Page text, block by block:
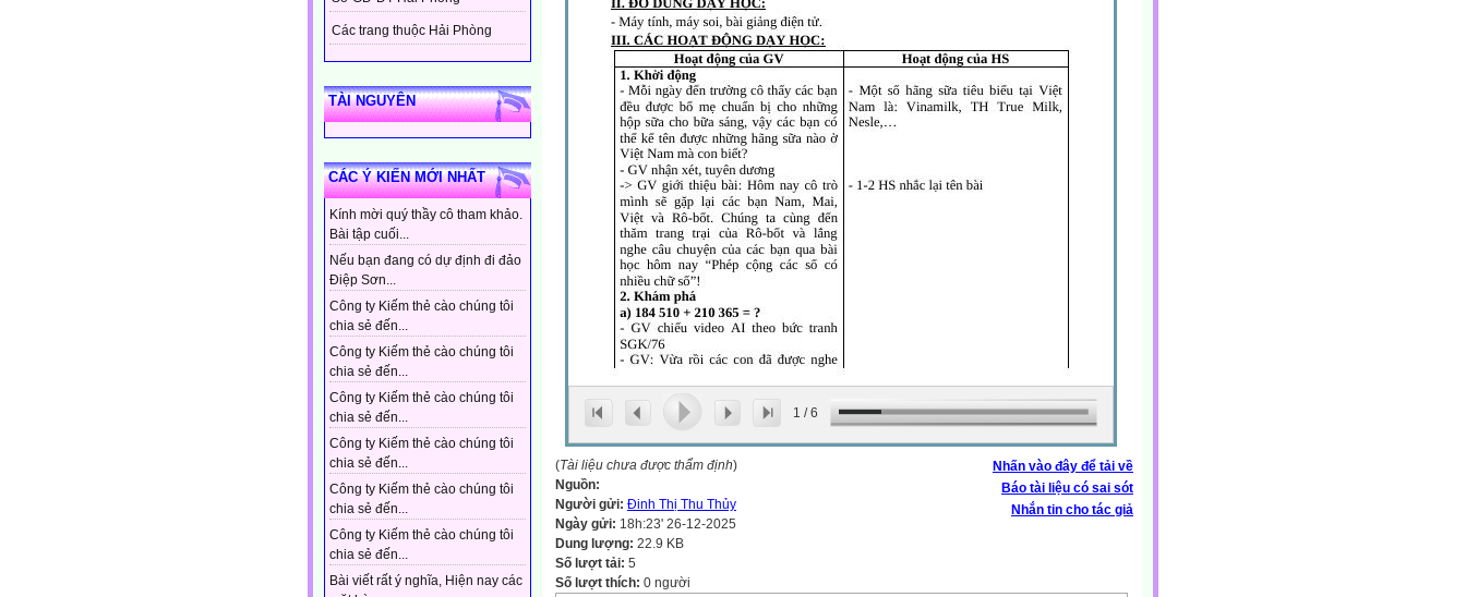
Các trang thuộc Hải Phòng
TÀI NGUYÊN
CÁC Ý KIẾN MỚI NHẤT
Kính mời quý thầy cô tham khảo.
Bài tập cuối...
Nếu bạn đang có dự định đi đảo
Điệp Sơn...
Công ty Kiếm thẻ cào chúng tôi
chia sẻ đến...
Công ty Kiếm thẻ cào chúng tôi
chia sẻ đến...
Công ty Kiếm thẻ cào chúng tôi
chia sẻ đến...
Công ty Kiếm thẻ cào chúng tôi
chia sẻ đến...
Công ty Kiếm thẻ cào chúng tôi
chia sẻ đến...
Công ty Kiếm thẻ cào chúng tôi
chia sẻ đến...
Bài viết rất ý nghĩa, Hiện nay các
1 /6
Nhấn vào đây để tải về
Báo tài liệu có sai sót
Nhắn tin cho tác giả
(Tài liệu chưa được thẩm định)
Nguồn:
Người gửi: Đinh Thị Thu Thủy
Ngày gửi: 18h:23' 26-12-2025
Dung lượng: 22.9 KB
Số lượt tải: 5
Số lượt thích: 0 người